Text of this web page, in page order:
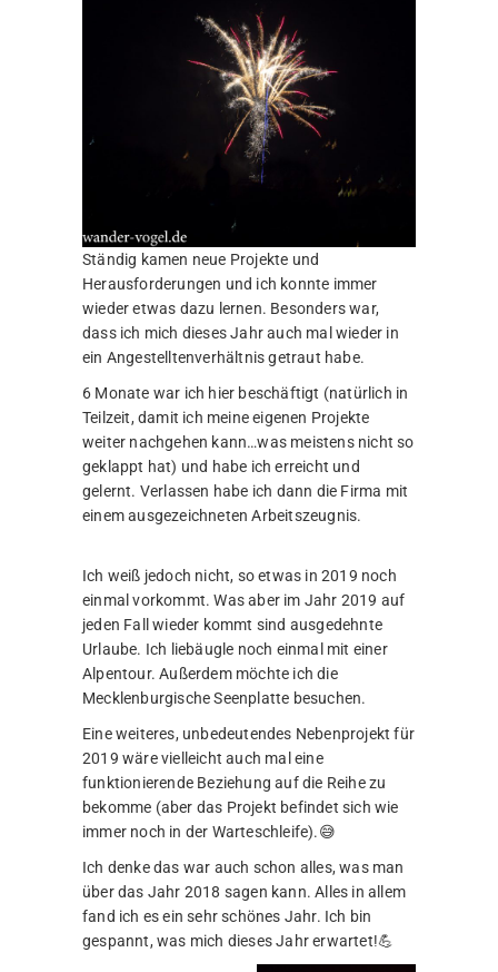
Ständig kamen neue Projekte und
Herausforderungen und ich konnte immer
wieder etwas dazu lernen. Besonders war,
dass ich mich dieses Jahr auch mal wieder in
ein Angestelltenverhältnis getraut habe.
6 Monate war ich hier beschäftigt (natürlich in
Teilzeit, damit ich meine eigenen Projekte
weiter nachgehen kann…was meistens nicht so
geklappt hat) und habe ich erreicht und
gelernt. Verlassen habe ich dann die Firma mit
einem ausgezeichneten Arbeitszeugnis.
Ich weiß jedoch nicht, so etwas in 2019 noch
einmal vorkommt. Was aber im Jahr 2019 auf
jeden Fall wieder kommt sind ausgedehnte
Urlaube. Ich liebäugle noch einmal mit einer
Alpentour. Außerdem möchte ich die
Mecklenburgische Seenplatte besuchen.
Eine weiteres, unbedeutendes Nebenprojekt für
2019 wäre vielleicht auch mal eine
funktionierende Beziehung auf die Reihe zu
bekomme (aber das Projekt befindet sich wie
immer noch in der Warteschleife).😅
Ich denke das war auch schon alles, was man
über das Jahr 2018 sagen kann. Alles in allem
fand ich es ein sehr schönes Jahr. Ich bin
gespannt, was mich dieses Jahr erwartet!💪